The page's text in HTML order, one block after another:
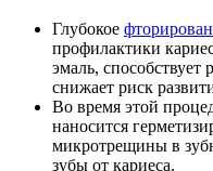
Глубокое
профилактики
эмаль, способствует
снижает риск
Во время этой
наносится
микротрещины в
зубы от кариеса.